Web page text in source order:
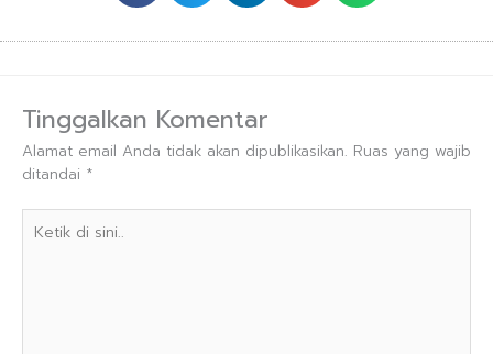
Tinggalkan Komentar
Alamat email Anda tidak akan dipublikasikan. Ruas yang wajib
ditandai *